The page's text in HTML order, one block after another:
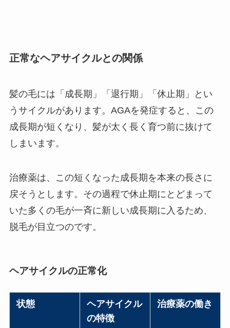
正常なヘアサイクルとの関係
髪の毛には「成長期」「退行期」「休止期」とい
うサイクルがあります。AGAを発症すると、この
成長期が短くなり、髪が太く長く育つ前に抜けて
しまいます。
治療薬は、この短くなった成長期を本来の長さに
戻そうとします。その過程で休止期にとどまって
いた多くの毛が一斉に新しい成長期に入るため、
脱毛が目立つのです。
ヘアサイクルの正常化
状態
ヘアサイクル
の特徴
治療薬の働き